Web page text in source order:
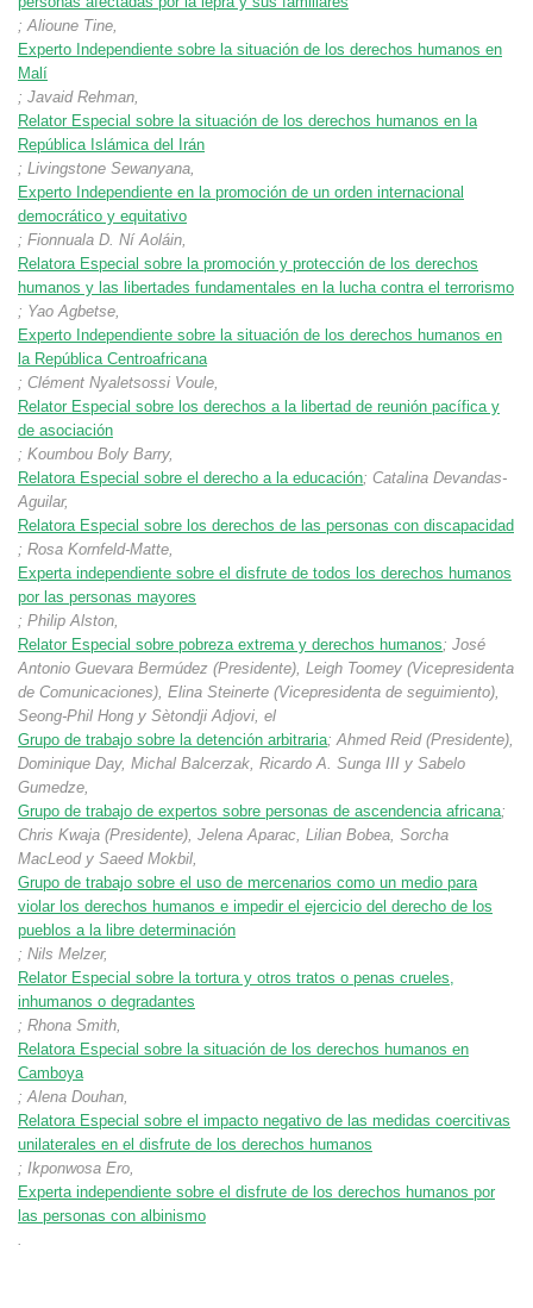
; Alioune Tine,
Experto Independiente sobre la situación de los derechos humanos en
Malí
; Javaid Rehman,
Relator Especial sobre la situación de los derechos humanos en la
República Islámica del Irán
; Livingstone Sewanyana,
Experto Independiente en la promoción de un orden internacional
democrático y equitativo
; Fionnuala D. Ní Aoláin,
Relatora Especial sobre la promoción y protección de los derechos
humanos y las libertades fundamentales en la lucha contra el terrorismo
; Yao Agbetse,
Experto Independiente sobre la situación de los derechos humanos en
la República Centroafricana
; Clément Nyaletsossi Voule,
Relator Especial sobre los derechos a la libertad de reunión pacífica y
de asociación
; Koumbou Boly Barry,
Relatora Especial sobre el derecho a la educación; Catalina Devandas-
Aguilar,
Relatora Especial sobre los derechos de las personas con discapacidad
; Rosa Kornfeld-Matte,
Experta independiente sobre el disfrute de todos los derechos humanos
por las personas mayores
; Philip Alston,
Relator Especial sobre pobreza extrema y derechos humanos; José
Antonio Guevara Bermúdez (Presidente), Leigh Toomey (Vicepresidenta
de Comunicaciones), Elina Steinerte (Vicepresidenta de seguimiento),
Seong-Phil Hong y Sètondji Adjovi, el
Grupo de trabajo sobre la detención arbitraria; Ahmed Reid (Presidente),
Dominique Day, Michal Balcerzak, Ricardo A. Sunga III y Sabelo
Gumedze,
Grupo de trabajo de expertos sobre personas de ascendencia africana;
Chris Kwaja (Presidente), Jelena Aparac, Lilian Bobea, Sorcha
MacLeod y Saeed Mokbil,
Grupo de trabajo sobre el uso de mercenarios como un medio para
violar los derechos humanos e impedir el ejercicio del derecho de los
pueblos a la libre determinación
; Nils Melzer,
Relator Especial sobre la tortura y otros tratos o penas crueles,
inhumanos o degradantes
; Rhona Smith,
Relatora Especial sobre la situación de los derechos humanos en
Camboya
; Alena Douhan,
Relatora Especial sobre el impacto negativo de las medidas coercitivas
unilaterales en el disfrute de los derechos humanos
; Ikponwosa Ero,
Experta independiente sobre el disfrute de los derechos humanos por
las personas con albinismo
.